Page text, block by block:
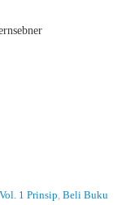
1 Prinsip, Beli Buku